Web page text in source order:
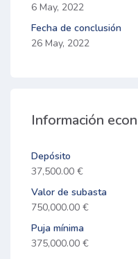
6 May, 2022
Fecha de conclusión
26 May, 2022
Información
Depósito
37,500.00 €
Valor de subasta
750,000.00 €
Puja mínima
375,000.00 €